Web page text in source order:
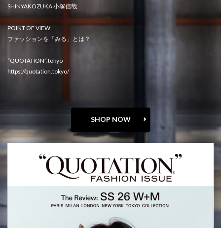
SHINYAKOZUKA 小塚信哉
POINT OF VIEW
ファッションを「みる」とは？
“QUOTATION”.tokyo
https://quotation.tokyo/
SHOP NOW